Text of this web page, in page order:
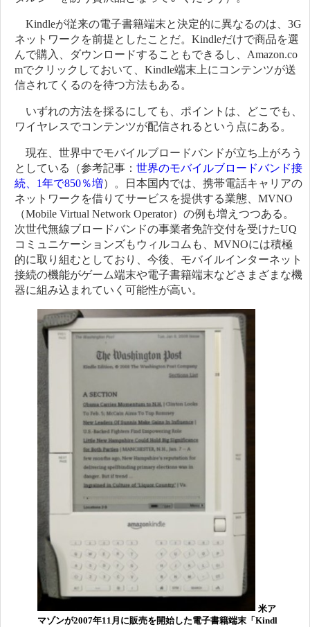
Kindleが従来の電子書籍端末と決定的に異なるのは、3G
ネットワークを前提としたことだ。Kindleだけで商品を選
んで購入、ダウンロードすることもできるし、Amazon.co
mでクリックしておいて、Kindle端末上にコンテンツが送
信されてくるのを待つ方法もある。
いずれの方法を採るにしても、ポイントは、どこでも、
ワイヤレスでコンテンツが配信されるという点にある。
現在、世界中でモバイルブロードバンドが立ち上がろう
としている（参考記事： 世界のモバイルブロードバンド接
続、1年で850％増）。日本国内では、携帯電話キャリアの
ネットワークを借りてサービスを提供する業態、MVNO
（Mobile Virtual Network Operator）の例も増えつつある。
次世代無線ブロードバンドの事業者免許交付を受けたUQ
コミュニケーションズもウィルコムも、MVNOには積極
的に取り組むとしており、今後、モバイルインターネット
接続の機能がゲーム端末や電子書籍端末などさまざまな機
器に組み込まれていく可能性が高い。
米ア
マゾンが2007年11月に販売を開始した電子書籍端末「Kindl